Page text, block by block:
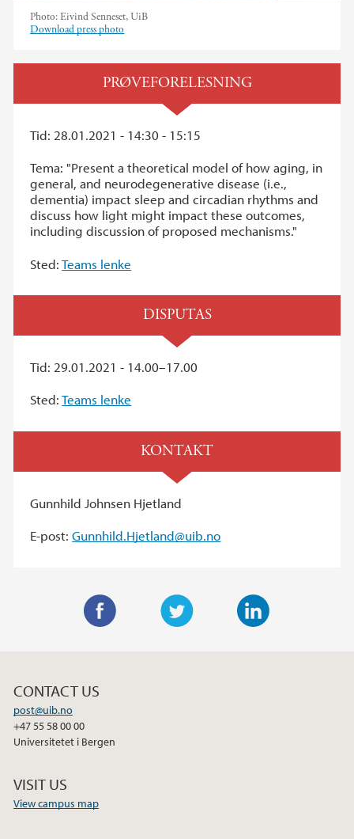
Photo:Eivind Senneset, UiB
Download press photo
PRØVEFORELESNING
Tid: 28.01.2021 - 14:30 - 15:15
Tema: "Present a theoretical model of how aging, in
general, and neurodegenerative disease (i.e.,
dementia) impact sleep and circadian rhythms and
discuss how light might impact these outcomes,
including discussion of proposed mechanisms."
Sted:Teams lenke
DISPUTAS
Tid: 29.01.2021 - 14.00–17.00
Sted:Teams lenke
KONTAKT
Gunnhild Johnsen Hjetland
E-post:Gunnhild.Hjetland@uib.no
e
o
CONTACT US
post@uib.no
+47 55 58 00 00
Universitetet i Bergen
VISIT US
View campus map